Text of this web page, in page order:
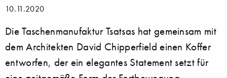
10.11.2020
Die Taschenmanufaktur Tsatsas hat gemeinsam mit
dem Architekten David Chipperfield einen Koffer
entworfen, der ein elegantes Statement setzt für